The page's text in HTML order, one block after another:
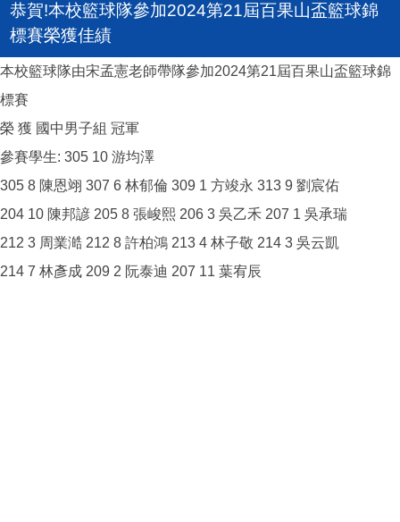
恭賀!本校籃球隊參加2024第21屆百果山盃籃球錦
標賽榮獲佳績
本校籃球隊由宋孟憲老師帶隊參加2024第21屆百果山盃籃球錦
標賽
榮 獲 國中男子組 冠軍
參賽學生: 305 10 游均澤
305 8 陳恩翊 307 6 林郁倫 309 1 方竣永 313 9 劉宸佑
204 10 陳邦諺 205 8 張峻熙 206 3 吳乙禾 207 1 吳承瑞
212 3 周業澔 212 8 許柏鴻 213 4 林子敬 214 3 吳云凱
214 7 林彥成 209 2 阮泰迪 207 11 葉宥辰